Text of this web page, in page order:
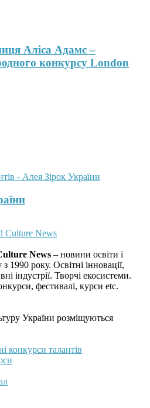
Аліса Адамс –
конкурсу London
News – новини освіти і
з 1990 року. Освітні інновації,
індустрії. Творчі екосистеми.
фестивалі, курси etc.
України розміщуються
конкурси талантів